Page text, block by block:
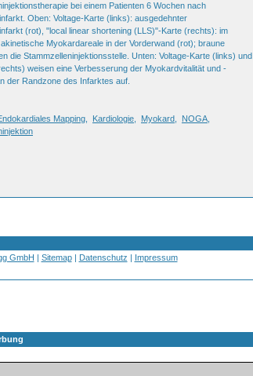
bei einem Patienten 6 Wochen nach
Oben: Voltage-Karte (links): ausgedehnter
(rot), "local linear shortening (LLS)"-Karte (rechts): im
Myokardareale in der Vorderwand (rot); braune
die Stammzelleninjektionsstelle. Unten: Voltage-Karte (links) und
weisen eine Verbesserung der Myokardvitalität und -
der Randzone des Infarktes auf.
Mapping Kardiologie Myokard NOGA
GmbH | Sitemap| Datenschutz | Impressum